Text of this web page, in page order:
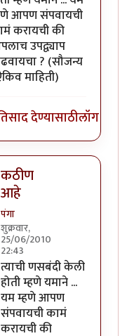
आपण संपवायची
करायची की
उपद्व्याप
? (सौजन्य
माहिती)
देण्यासाठीलॉग इन
कठीण
आहे
पंगा
शुक्रवार,
25/06/2010
22:43
In reply toयमाचा रेडा
त्याची णसबंदी केली
होती म्हणे यमाने ...
यम म्हणे आपण
संपवायची कामं
करायची की